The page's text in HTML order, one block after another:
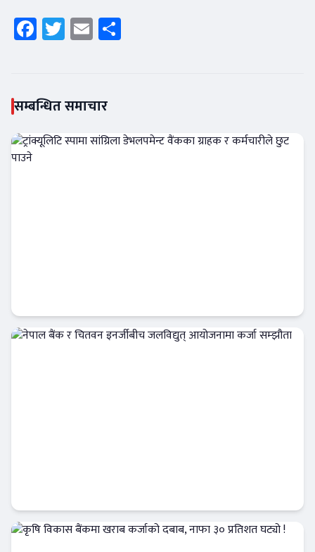
Facebook
Twitter
Email
सम्बन्धित समाचार
बैंक-वित्त
बैंक-वित्त